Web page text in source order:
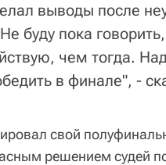
выводы после
буду пока
чем тогда.
в финале", -
свой
решением судей